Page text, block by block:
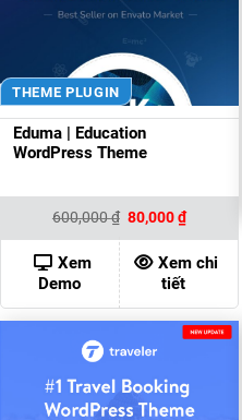
THEME PLUGIN
Eduma | Education
WordPress Theme
600,000₫ Giá
gốc
là:
600,000 ₫.
80,000₫Giá
hiện
tại
là:
80,000 ₫.
Xem
Demo
Xem chi
tiết